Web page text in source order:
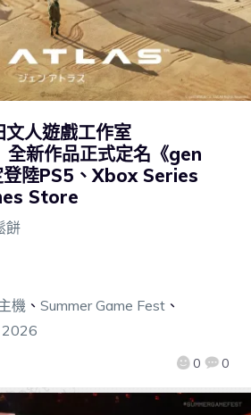
人遊戲工作室
全新作品正式定名《gen
陸PS5、Xbox Series
Store
餅
0 0
機 、 Summer Game Fest、
2026